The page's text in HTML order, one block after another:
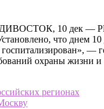
10 дек —
что днем
охраны
регионах